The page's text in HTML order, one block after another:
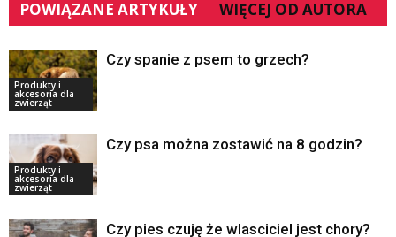
POWIĄZANE ARTYKUŁY WIĘCEJ OD AUTORA
Produkty i
akcesoria dla
zwierząt
Czy spanie z psem to grzech?
Produkty i
akcesoria dla
zwierząt
Czy psa można zostawić na 8 godzin?
Czy pies czuję że wlasciciel jest chory?